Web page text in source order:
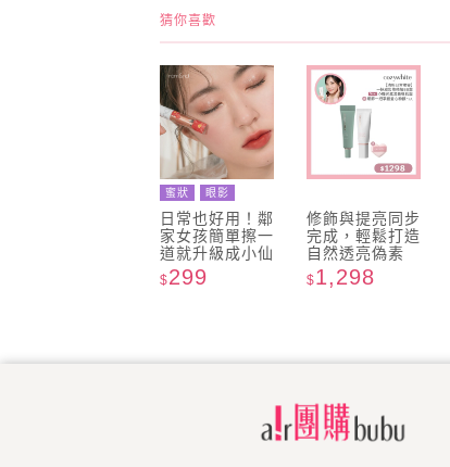
猜你喜歡
蜜狀 眼影
NEW
日常也好用！鄰
家女孩簡單擦一
道就升級成小仙
女！
$299
修飾與提亮同步
完成，輕鬆打造
自然透亮偽素
$1,298